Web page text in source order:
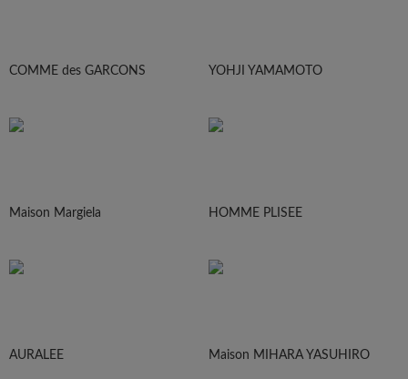
COMME des GARCONS YOHJI YAMAMOTO
Maison Margiela HOMME PLISEE
AURALEE Maison MIHARA YASUHIRO